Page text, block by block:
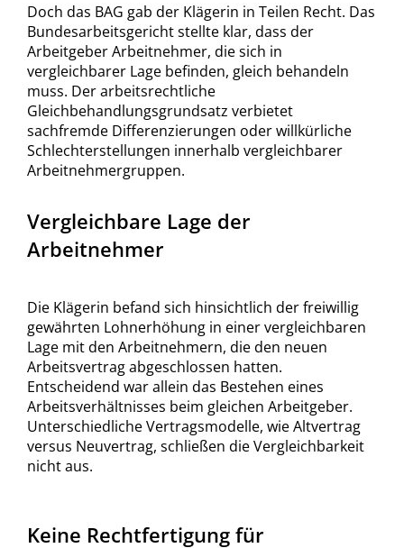
Doch das BAG gab der Klägerin in Teilen Recht. Das
Bundesarbeitsgericht stellte klar, dass der
Arbeitgeber Arbeitnehmer, die sich in
vergleichbarer Lage befinden, gleich behandeln
muss. Der arbeitsrechtliche
Gleichbehandlungsgrundsatz verbietet
sachfremde Differenzierungen oder willkürliche
Schlechterstellungen innerhalb vergleichbarer
Arbeitnehmergruppen.
Vergleichbare Lage der
Arbeitnehmer
Die Klägerin befand sich hinsichtlich der freiwillig
gewährten Lohnerhöhung in einer vergleichbaren
Lage mit den Arbeitnehmern, die den neuen
Arbeitsvertrag abgeschlossen hatten.
Entscheidend war allein das Bestehen eines
Arbeitsverhältnisses beim gleichen Arbeitgeber.
Unterschiedliche Vertragsmodelle, wie Altvertrag
versus Neuvertrag, schließen die Vergleichbarkeit
nicht aus.
Keine Rechtfertigung für